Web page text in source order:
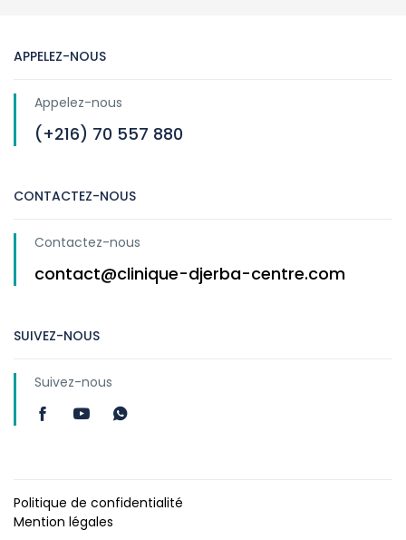
APPELEZ-NOUS
Appelez-nous
(+216) 70 557 880
CONTACTEZ-NOUS
Contactez-nous
contact@clinique-djerba-centre.com
SUIVEZ-NOUS
Suivez-nous
Politique de confidentialité
Mention légales